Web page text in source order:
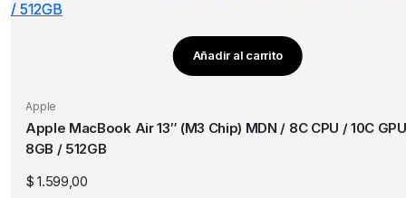
Añadir al carrito
Apple
Apple MacBook Air 13″ (M3 Chip) MDN / 8C CPU / 10C
8GB / 512GB
$ 1.599,00